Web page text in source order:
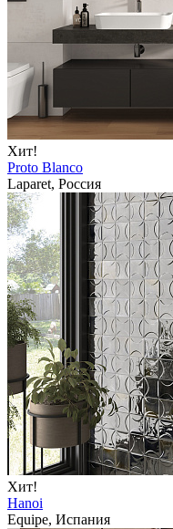
Хит!
Proto Blanco
Laparet, Россия
Хит!
Hanoi
Equipe, Испания